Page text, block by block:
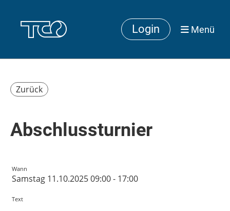
Login Menü
Zurück
Abschlussturnier
Wann
Samstag 11.10.2025 09:00 - 17:00
Text